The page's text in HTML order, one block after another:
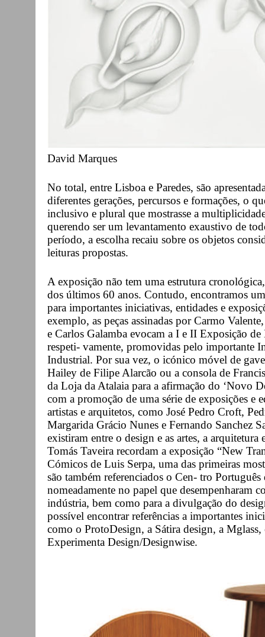
David Marques
No total, entre Lisboa e Paredes, são
diferentes gerações, percursos e formações, o
inclusivo e plural que mostrasse a
querendo ser um levantamento exaustivo de
período, a escolha recaiu sobre os objetos
leituras propostas.
A exposição não tem uma estrutura
dos últimos 60 anos. Contudo, encontramos
para importantes iniciativas, entidades e
exemplo, as peças assinadas por Carmo
e Carlos Galamba evocam a I e II Exposição
respeti- vamente, promovidas pelo importante
Industrial. Por sua vez, o icónico móvel de
Hailey de Filipe Alarcão ou a consola de
da Loja da Atalaia para a afirmação do ‘Novo
com a promoção de uma série de exposições e
artistas e arquitetos, como José Pedro Croft,
Margarida Grácio Nunes e Fernando Sanchez
existiram entre o design e as artes, a arquitetura
Tomás Taveira recordam a exposição “New
Cómicos de Luis Serpa, uma das primeiras
são também referenciados o Cen- tro
nomeadamente no papel que desempenharam
indústria, bem como para a divulgação do
possível encontrar referências a importantes
como o ProtoDesign, a Sátira design, a
Experimenta Design/Designwise.